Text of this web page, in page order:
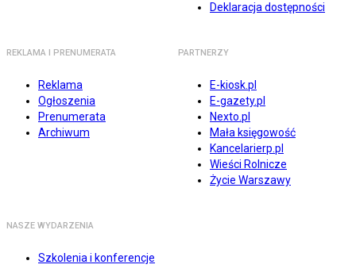
Deklaracja dostępności
REKLAMA I PRENUMERATA
Reklama
Ogłoszenia
Prenumerata
Archiwum
PARTNERZY
E-kiosk.pl
E-gazety.pl
Nexto.pl
Mała księgowość
Kancelarierp.pl
Wieści Rolnicze
Życie Warszawy
NASZE WYDARZENIA
Szkolenia i konferencje